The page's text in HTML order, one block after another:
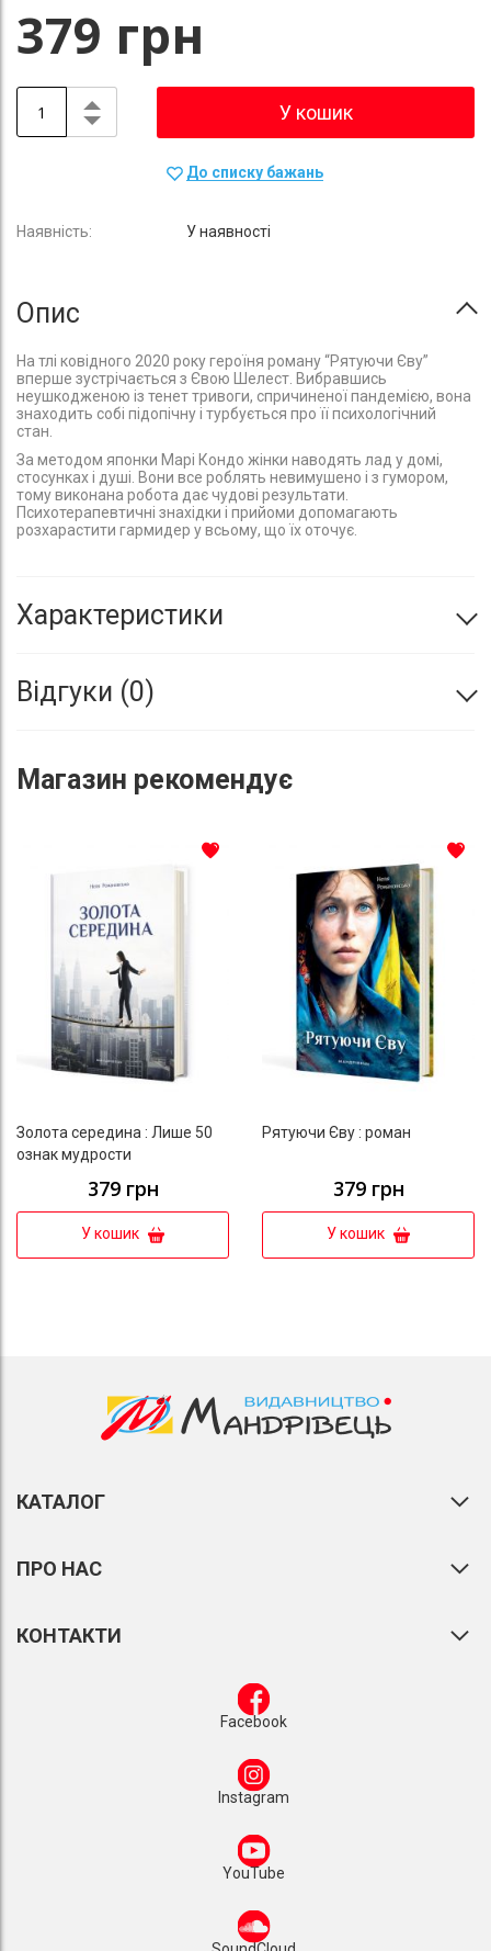
379 грн
У кошик
До списку бажань
У наявності
Опис
На тлі ковідного 2020 року героїня роману “Рятуючи Єву”
вперше зустрічається з Євою Шелест. Вибравшись
неушкодженою із тенет тривоги, спричиненої пандемією, вона
знаходить собі підопічну і турбується про її психологічний
стан.
За методом японки Марі Кондо жінки наводять лад у домі,
стосунках і душі. Вони все роблять невимушено і з гумором,
тому виконана робота дає чудові результати.
Психотерапевтичні знахідки і прийоми допомагають
розхарастити гармидер у всьому, що їх оточує.
Характеристики
Відгуки 0
Магазин рекомендує
Золота середина : Лише 50
ознак мудрости
379 грн
У кошик
До списку бажань
Рятуючи Єву : роман
379 грн
У кошик
КАТАЛОГ
ПРО НАС
КОНТАКТИ
Facebook
Instagram
YouTube